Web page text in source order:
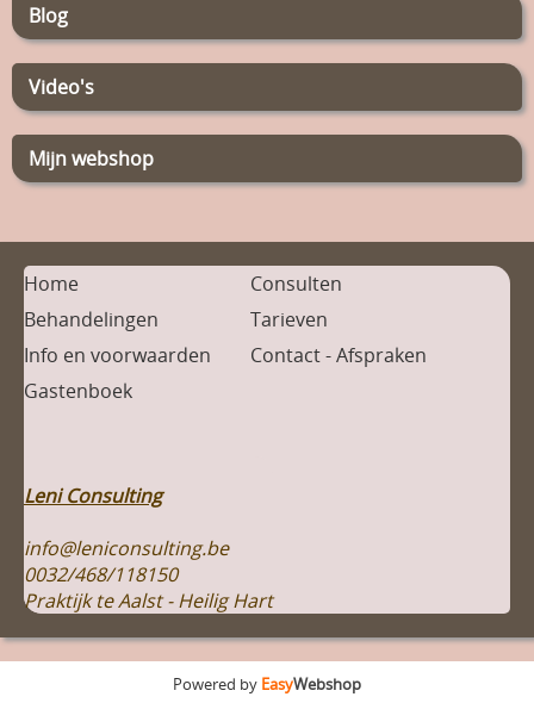
Blog
Video's
Mijn webshop
Home
Consulten
Behandelingen
Tarieven
Info en voorwaarden
Contact - Afspraken
Gastenboek
Leni Consulting
info@leniconsulting.be
0032/468/118150
Praktijk te Aalst - Heilig Hart
Powered by EasyWebshop